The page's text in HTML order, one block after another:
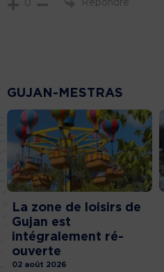
0 Répondre
GUJAN-MESTRAS
La zone de loisirs de
Gujan est
intégralement ré-
ouverte
02 août 2026